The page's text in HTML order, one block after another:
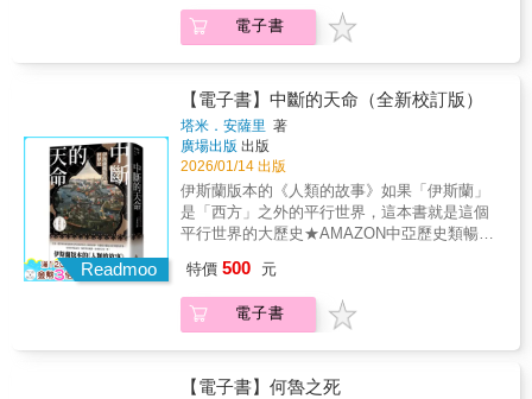
所建立的蒸汽機車分類學，除了可以讓讀者對
蒸汽機車的發展脈絡更加清晰，也可以讓讀者
體會世界各國在以鐵道為國土發展、交通規劃
采的圖片、照片，都是本書作者蘇昭旭老師，
用盡一生的時間與精力，親自走訪世界各國，
一輛輛的收集採錄而來；蘇老師如同一位生物
學家，不但一一編目、系統造冊，有些甚至已
經「滅絕」的蒸汽機車，也想盡辦法收集「模
型」，為的就是讓分類項目更完整，讓讀者能
以輕鬆、系統化的方式認識蒸汽火車，也提供
蒸汽火車豐富的內涵與文化，使得這本書成為
值得收藏的蒸汽火車鐵道寶典。◆蒸汽機車分
類學1. 以「軌距」分類：可大致分為標準軌、
「動軸數量」分類：動軸越多，就能獲得越大
區2間鐵道博物館‧更新圖照，精采度升級‧鐵道
職人三十餘載走訪，記錄世界鐵道文化景象‧精
整修後陸續開放，轉型為國家鐵道博物館，這
是臺灣第一座國家級鐵道博物館，展場裡不但
保存了臺灣百年來鐵道發展的文化資產，也向
民眾訴說關於臺灣鐵道的故事。 在轉型過程
中，世界各國的鐵道博物館便提供值得借鏡的
經驗傳承，尤其在這本書中，透過蘇昭旭老師
的調查與研究，將帶領讀者遊歷歐、美、亞、
澳等國與臺灣共82座博物館，並再分成四大
類，羅列十二項統計分析指標。◆四大類博物
博物館、德國／紐倫堡交通博物館、日本埼玉
／大宮鐵道博物館、臺灣／國家鐵道博物館
等。2. 科學博物館附設鐵道博物館。如：英國
／倫敦科學博物館、捷克／布拉格科技博物
館、土耳其／伊斯坦堡工業科技博物館等。3.
電子書
Readmoo
【電子書】中斷的天命（全新校訂版）
塔米．安薩里 著
廣場出版 出版
2026/01/14 出版
伊斯蘭版本的《人類的故事》如果「伊斯蘭」
是「西方」之外的平行世界，這本書就是這個
平行世界的大歷史★AMAZON中亞歷史類暢銷
國家文官學院「每月一書」★特別收入作者
2025年撰寫新版後記、21幅伊斯蘭世界史地圖
輔仁大學歷史學系副教授 陳立樵 專文導讀截至
看待世界的歷史？是否和我們的觀點有所不
特價 500 元
電子書
【電子書】何魯之死